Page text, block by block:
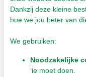
Dankzij deze kleine
hoe we jou beter van
We gebruiken:
Noodzakelijke
‘ie moet doen.